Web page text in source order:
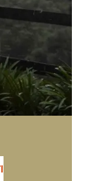
E CONDUTA